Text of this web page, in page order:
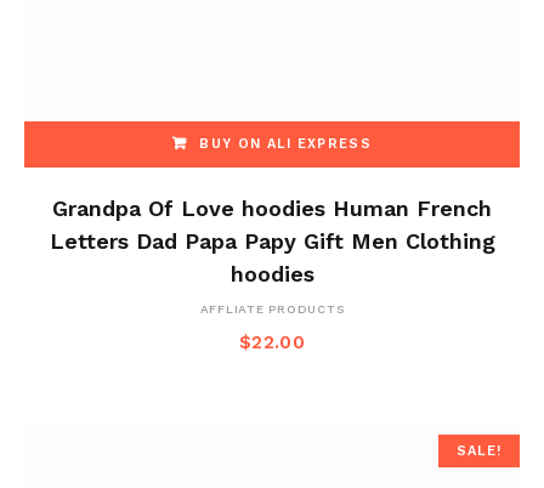
BUY ON ALI EXPRESS
Grandpa Of Love hoodies Human French
Letters Dad Papa Papy Gift Men Clothing
hoodies
AFFLIATE PRODUCTS
$22.00
SALE!